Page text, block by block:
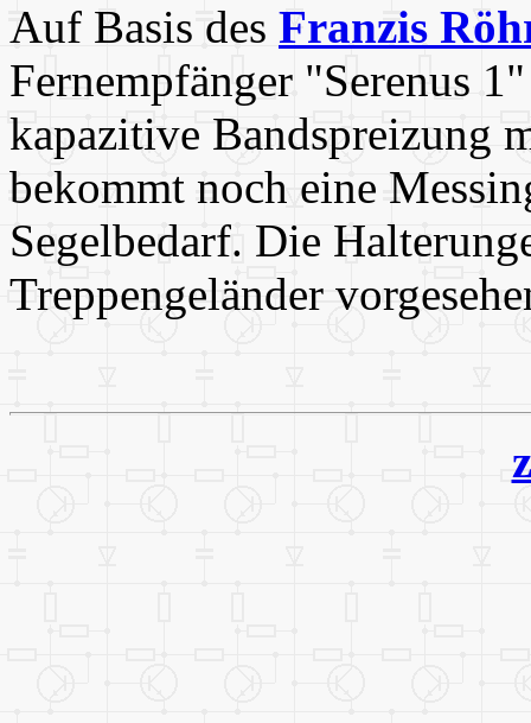
Auf Basis des Franzis
Fernempfänger "Serenus
kapazitive Bandspreizung
bekommt noch eine
Segelbedarf. Die
Treppengeländer